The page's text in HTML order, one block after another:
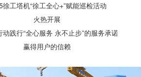
徐工塔机“徐工全心+”赋能巡检活动
火热开展
动践行“全心服务 永不止步”的服务承诺
赢得用户的信赖